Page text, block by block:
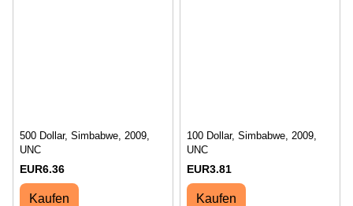
500 Dollar, Simbabwe, 2009,
UNC
EUR6.36
Kaufen
100 Dollar, Simbabwe, 2009,
UNC
EUR3.81
Kaufen